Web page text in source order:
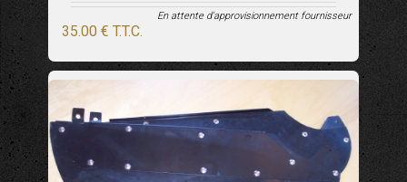
35.00 € T.T.C.
En attente d'approvisionnement fournisseur